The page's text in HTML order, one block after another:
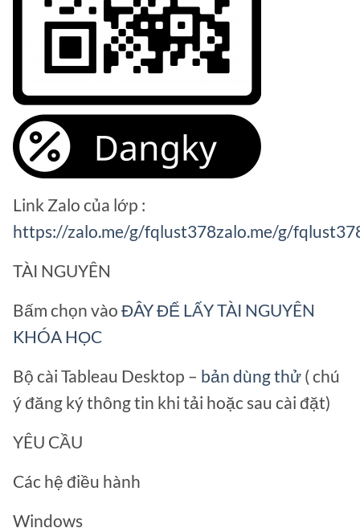
Link Zalo của lớp :
https://zalo.me/g/fqlust378zalo.me/g/
TÀI NGUYÊN
Bấm chọn vào ĐÂY ĐỂ LẤY TÀI NGUYÊN
KHÓA HỌC
Bộ cài Tableau Desktop – bản dùng thử ( chú
ý đăng ký thông tin khi tải hoặc sau cài đặt)
YÊU CẦU
Các hệ điều hành
Windows